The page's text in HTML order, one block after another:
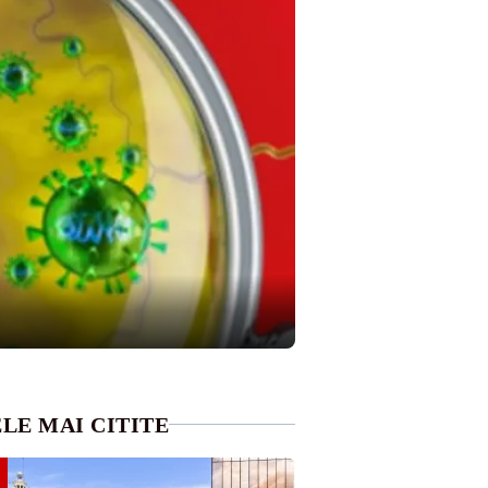
MAI CITITE